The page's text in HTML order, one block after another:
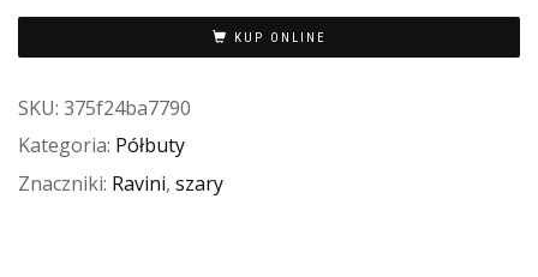
KUP ONLINE
SKU: 375f24ba7790
Kategoria: Półbuty
Znaczniki: Ravini, szary